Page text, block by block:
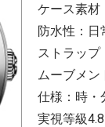
ケース素材
防水性：日
ストラップ
ムーブメ
仕様：時・
実視等級